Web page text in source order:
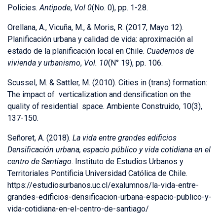
Policies.Antipode, Vol 0(No. 0), pp. 1-28.
Orellana, A., Vicuña, M., & Moris, R. (2017, Mayo 12).
Planificación urbana y calidad de vida: aproximación al
estado de la planificación local en Chile. Cuadernos de
vivienda y urbanismo, Vol. 10(N° 19), pp. 106.
Scussel, M. & Sattler, M. (2010). Cities in (trans) formation:
The impact of verticalization and densification on the
quality of residential space. Ambiente Construido, 10(3),
137-150.
Señoret, A. (2018). La vida entre grandes edificios
Densificación urbana, espacio público y vida cotidiana en el
centro de Santiago. Instituto de Estudios Urbanos y
Territoriales Pontificia Universidad Católica de Chile.
https://estudiosurbanos.uc.cl/exalumnos/la-vida-entre-
grandes-edificios-densificacion-urbana-espacio-publico-y-
vida-cotidiana-en-el-centro-de-santiago/